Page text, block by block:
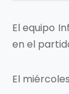
El equipo
en el
El